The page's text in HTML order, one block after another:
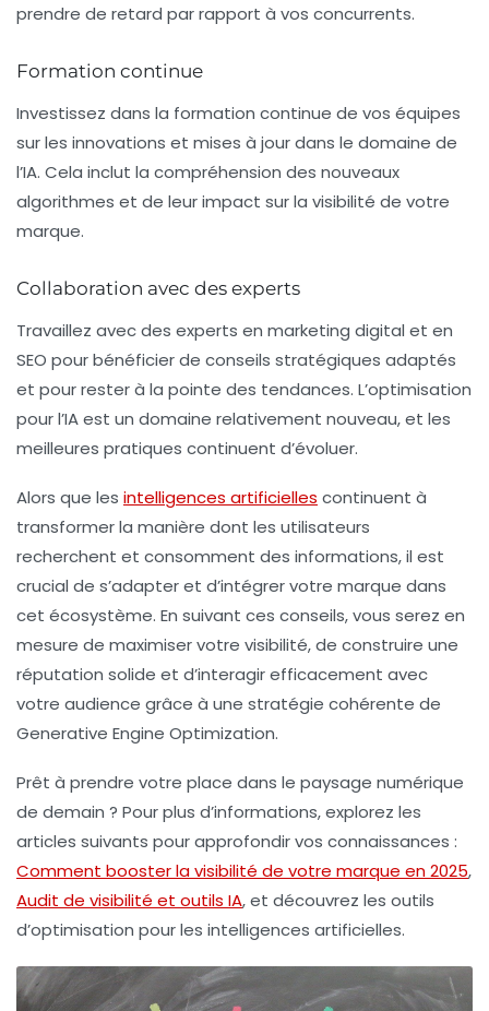
prendre de retard par rapport à vos concurrents.
Formation continue
Investissez dans la formation continue de vos équipes
sur les innovations et mises à jour dans le domaine de
l’IA. Cela inclut la compréhension des nouveaux
algorithmes et de leur impact sur la visibilité de votre
marque.
Collaboration avec des experts
Travaillez avec des experts en marketing digital et en
SEO pour bénéficier de conseils stratégiques adaptés
et pour rester à la pointe des tendances. L’optimisation
pour l’IA est un domaine relativement nouveau, et les
meilleures pratiques continuent d’évoluer.
Alors que les intelligences artificielles continuent à
transformer la manière dont les utilisateurs
recherchent et consomment des informations, il est
crucial de s’adapter et d’intégrer votre marque dans
cet écosystème. En suivant ces conseils, vous serez en
mesure de maximiser votre visibilité, de construire une
réputation solide et d’interagir efficacement avec
votre audience grâce à une stratégie cohérente de
Generative Engine Optimization.
Prêt à prendre votre place dans le paysage numérique
de demain ? Pour plus d’informations, explorez les
articles suivants pour approfondir vos connaissances :
Comment booster la visibilité de votre marque en 2025,
Audit de visibilité et outils IA, et découvrez les outils
d’optimisation pour les intelligences artificielles.